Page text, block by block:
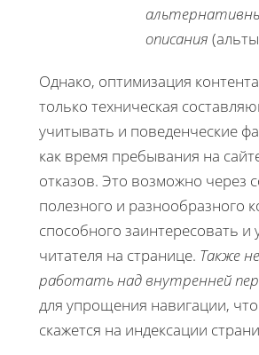
описания
Однако, оптимизация
только техническая
учитывать и поведенческие
как время пребывания на
отказов. Это возможно через
полезного и разнообразного
способного заинтересовать и
читателя на странице. Также
работать над внутренней
для упрощения навигации,
скажется на индексации